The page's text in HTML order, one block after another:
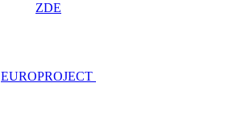
ZDE
EUROPROJECT